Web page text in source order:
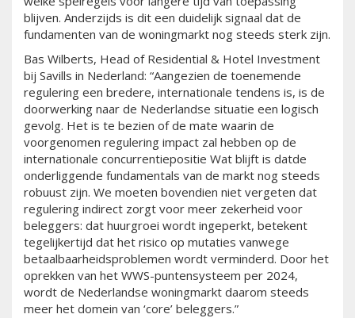
blijven. Anderzijds is dit een duidelijk signaal dat de
fundamenten van de woningmarkt nog steeds sterk zijn.
Bas Wilberts, Head of Residential & Hotel Investment
bij Savills in Nederland: “Aangezien de toenemende
regulering een bredere, internationale tendens is, is de
doorwerking naar de Nederlandse situatie een logisch
gevolg. Het is te bezien of de mate waarin de
voorgenomen regulering impact zal hebben op de
internationale concurrentiepositie Wat blijft is datde
onderliggende fundamentals van de markt nog steeds
robuust zijn. We moeten bovendien niet vergeten dat
regulering indirect zorgt voor meer zekerheid voor
beleggers: dat huurgroei wordt ingeperkt, betekent
tegelijkertijd dat het risico op mutaties vanwege
betaalbaarheidsproblemen wordt verminderd. Door het
oprekken van het WWS-puntensysteem per 2024,
wordt de Nederlandse woningmarkt daarom steeds
meer het domein van ‘core’ beleggers.”